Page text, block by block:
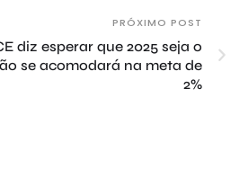
PRÓXIMO POST
diz esperar que 2025 seja o
se acomodará na meta de
2%